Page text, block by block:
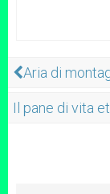
Aria di
Il pane di vita